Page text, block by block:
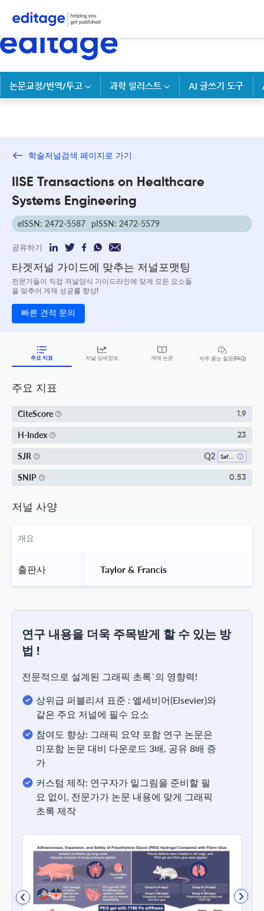
논문교정/번역/투고 과학 일러스트 AI 글쓰기 도구
학술저널검색 페이지로 가기
IISE Transactions on Healthcare
Systems Engineering
eISSN: 2472-5587 pISSN: 2472-5579
공유하기
타겟저널 가이드에 맞추는 저널포맷팅
전문가들이 직접 저널양식 가이드라인에 맞게 모든 요소들
을 맞추어 게재 성공률 향상!
빠른 견적 문의
주요 지표 저널 상세정보 게재 논문 자주 묻는 질문(FAQ)
주요 지표
CiteScore 1.9
H-Index 23
SJR Q2
SNIP 0.53
저널 사양
개요
출판사 Taylor & Francis
연구 내용을 더욱 주목받게 할 수 있는 방
법 !
전문적으로 설계된 그래픽 초록`의 영향력!
상위급 퍼블리셔 표준 : 엘세비어(Elsevier)와
같은 주요 저널에 필수 요소
참여도 향상: 그래픽 요약 포함 연구 논문은
미포함 논문 대비 다운로드 3배, 공유 8배 증
가
커스텀 제작: 연구자가 밑그림을 준비할 필
요 없이, 전문가가 논문 내용에 맞게 그래픽
초록 제작